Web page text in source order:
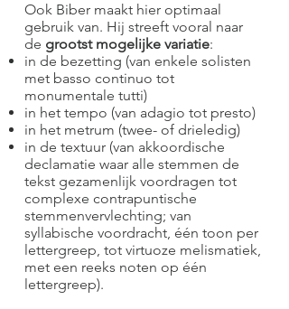
Ook Biber maakt hier optimaal
gebruik van. Hij streeft vooral naar
de grootst mogelijke variatie:
in de bezetting (van enkele solisten
met basso continuo tot
monumentale tutti)
in het tempo (van adagio tot presto)
in het metrum (twee- of drieledig)
in de textuur (van akkoordische
declamatie waar alle stemmen de
tekst gezamenlijk voordragen tot
complexe contrapuntische
stemmenvervlechting; van
syllabische voordracht, één toon per
lettergreep, tot virtuoze melismatiek,
met een reeks noten op één
lettergreep).